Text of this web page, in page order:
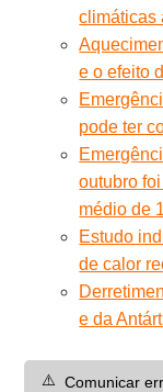
climáticas
e o efeito
pode ter
outubro
médio de
Estudo
de calor
e da
⚠️ Comunicar